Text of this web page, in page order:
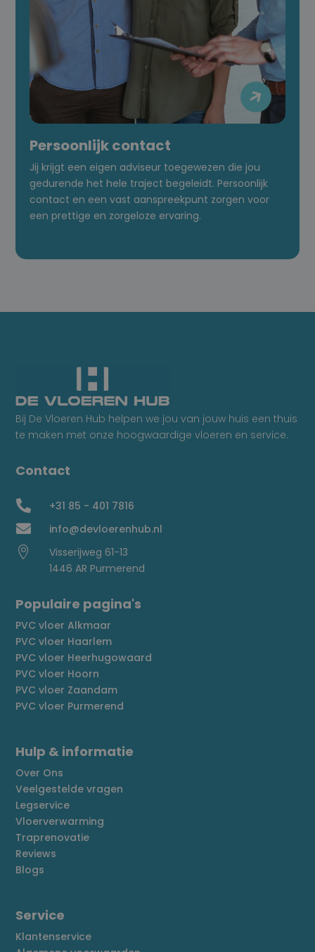

Persoonlijk contact
Jij krijgt een eigen adviseur toegewezen die jou
gedurende het hele traject begeleidt. Persoonlijk
contact en een vast aanspreekpunt zorgen voor
een prettige en zorgeloze ervaring.
Bij De Vloeren Hub helpen we jou van jouw huis een thuis
te maken met onze hoogwaardige vloeren en service.
Contact
 +31 85 - 401 7816
 info@devloerenhub.nl

Visserijweg 61-13
1446 AR Purmerend
Populaire pagina's
PVC vloer Alkmaar
PVC vloer Haarlem
PVC vloer Heerhugowaard
PVC vloer Hoorn
PVC vloer Zaandam
PVC vloer Purmerend
Hulp & informatie
Over Ons
Veelgestelde vragen
Legservice
Vloerverwarming
Traprenovatie
Reviews
Blogs
Service
Klantenservice